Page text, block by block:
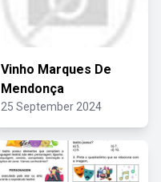
Vinho Marques De
Mendonça
25 September 2024